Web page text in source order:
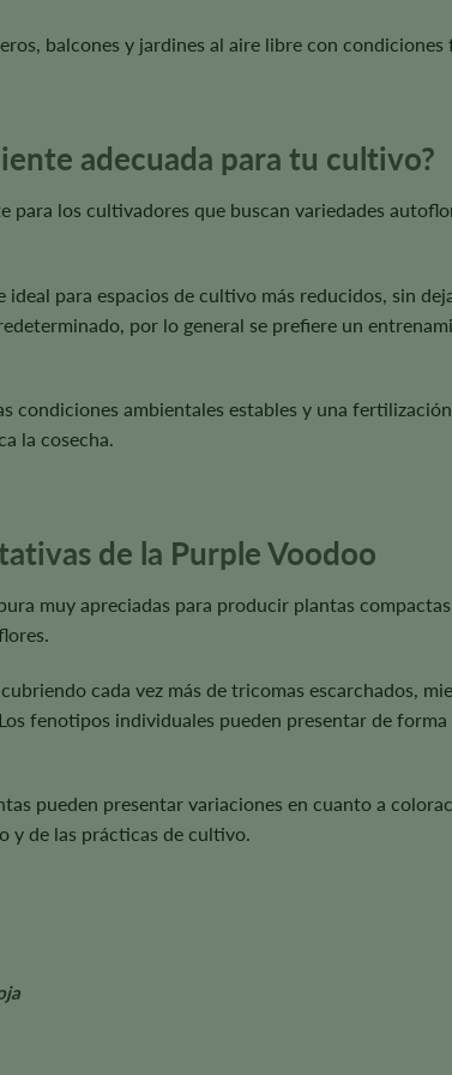
balcones y jardines al aire libre con
adecuada para tu cultivo?
para los cultivadores que buscan variedades
para espacios de cultivo más reducidos, sin
por lo general se prefiere un
condiciones ambientales estables y una
la cosecha.
de la Purple Voodoo
muy apreciadas para producir plantas
cada vez más de tricomas escarchados,
fenotipos individuales pueden presentar de
pueden presentar variaciones en cuanto a
y de las prácticas de cultivo.